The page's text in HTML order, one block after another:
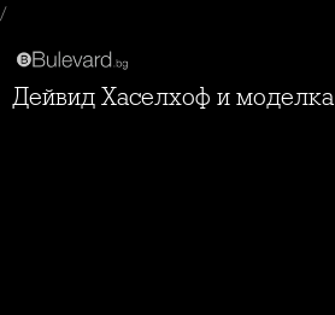
/
Дейвид Хаселхоф и моделка